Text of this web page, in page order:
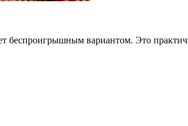
беспроигрышным вариантом. Это